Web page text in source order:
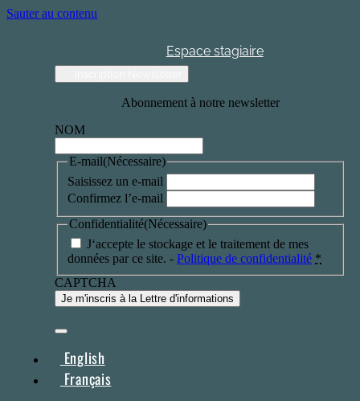
Sauter au contenu
Espace stagiaire
Abonnement à notre newsletter
NOM
E-mail(Nécessaire)
Saisissez un e-mail
Confirmez l’e-mail
Confidentialité(Nécessaire)
J‘accepte le stockage et le traitement de mes
données par ce site. - Politique de confidentialité *
CAPTCHA
English
Français